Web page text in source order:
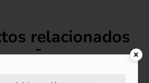
relacionados